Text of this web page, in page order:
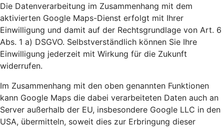
Die Datenverarbeitung im Zusammenhang mit dem
aktivierten Google Maps-Dienst erfolgt mit Ihrer
Einwilligung und damit auf der Rechtsgrundlage von Art. 6
Abs. 1 a) DSGVO. Selbstverständlich können Sie Ihre
Einwilligung jederzeit mit Wirkung für die Zukunft
widerrufen.
Im Zusammenhang mit den oben genannten Funktionen
kann Google Maps die dabei verarbeiteten Daten auch an
Server außerhalb der EU, insbesondere Google LLC in den
USA, übermitteln, soweit dies zur Erbringung dieser